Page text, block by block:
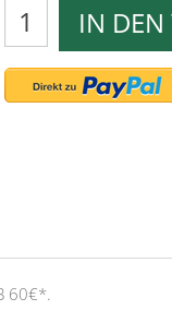
IN DEN
60€*.